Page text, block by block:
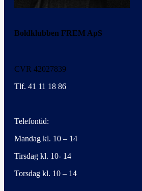
Boldklubben FREM ApS
CVR 42027839
Tlf. 41 11 18 86
Telefontid:
Mandag kl. 10 – 14
Tirsdag kl. 10- 14
Torsdag kl. 10 – 14